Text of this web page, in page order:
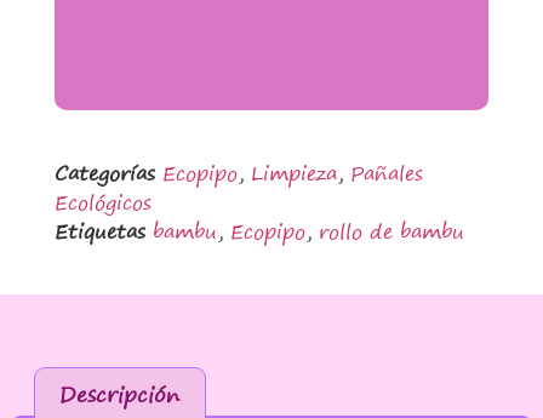
Categorías Ecopipo, Limpieza, Pañales
Ecológicos
Etiquetas bambu, Ecopipo, rollo de bambu
Descripción